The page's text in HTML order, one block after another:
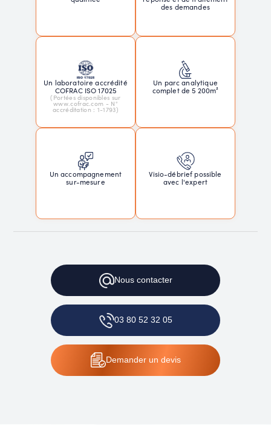
des demandes
Un laboratoire accrédité
COFRAC ISO 17025
(Portées disponibles sur
www.cofrac.com - N°
accréditation : 1-1793)
Un parc analytique
complet de 5 200m²
Un accompagnement
sur-mesure
Visio-débrief possible
avec l'expert
Nouscontacter
03 80 52 32 05
Demanderun devis